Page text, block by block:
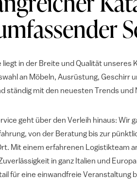
liegt in der Breite und Qualität unseres
an Möbeln, Ausrüstung, Geschirr
ständig mit den neuesten Trends
geht über den Verleih hinaus: Wir
von der Beratung bis zur
Mit einem erfahrenen Logistikteam
in ganz Italien und
für eine einwandfreie Veranstaltung